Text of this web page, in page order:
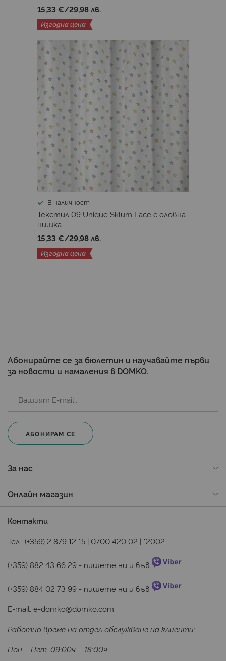
15,33 €/29,98 лв.
Изгодна цена
В наличност
Текстил 09 Unique Sklum Lace с оловна
нишка
15,33 €/29,98 лв.
Изгодна цена
Абонирайте се за бюлетин и научавайте първи
за новости и намаления в DOMKO.
АБОНИРАМ СЕ
За нас
Онлайн магазин
Контакти
Тел.: (+359) 2 879 12 15 | 0700 420 02 | *2002
(+359) 882 43 66 29 - пишете ни и във
(+359) 884 02 73 99 - пишете ни и във
E-mail: e-domko@domko.com
Работно време на отдел обслужване на клиенти:
Пон. - Пет. 09:00ч. - 18:00ч.